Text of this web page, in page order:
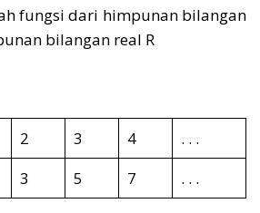
2 3 4
. . .
3 5 7 . . .